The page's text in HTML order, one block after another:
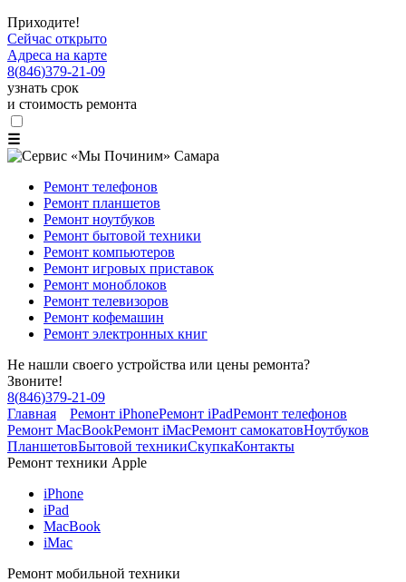
Приходите!
Сейчас открыто
Адреса на карте
8(846)379-21-09
узнать срок
и стоимость ремонта
☰
Ремонт телефонов
Ремонт планшетов
Ремонт ноутбуков
Ремонт бытовой техники
Ремонт компьютеров
Ремонт игровых приставок
Ремонт моноблоков
Ремонт телевизоров
Ремонт кофемашин
Ремонт электронных книг
Не нашли своего устройства или цены ремонта?
Звоните!
8(846)379-21-09
Главная
Ремонт iPhoneРемонт iPadРемонт телефонов
Ремонт MacBookРемонт iMacРемонт самокатовНоутбуков
ПланшетовБытовой техникиСкупкаКонтакты
Ремонт техники Apple
iPhone
iPad
MacBook
iMac
Ремонт мобильной техники